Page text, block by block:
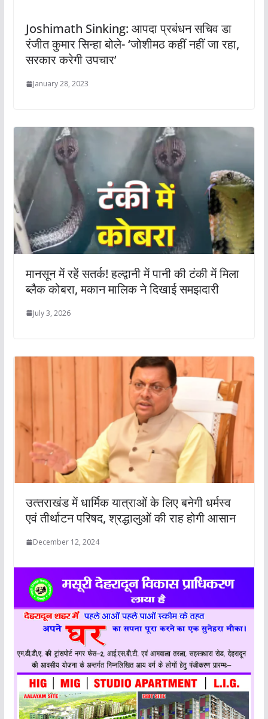
Joshimath Sinking: आपदा प्रबंधन सचिव डा
रंजीत कुमार सिन्हा बोले- ‘जोशीमठ कहीं नहीं जा रहा,
सरकार करेगी उपचार’
January 28, 2023
मानसून में रहें सतर्क! हल्द्वानी में पानी की टंकी में मिला
ब्लैक कोबरा, मकान मालिक ने दिखाई समझदारी
July 3, 2026
उत्‍तराखंड में धार्मिक यात्राओं के लिए बनेगी धर्मस्व
एवं तीर्थाटन परिषद, श्रद्धालुओं की रा‍ह होगी आसान
December 12, 2024